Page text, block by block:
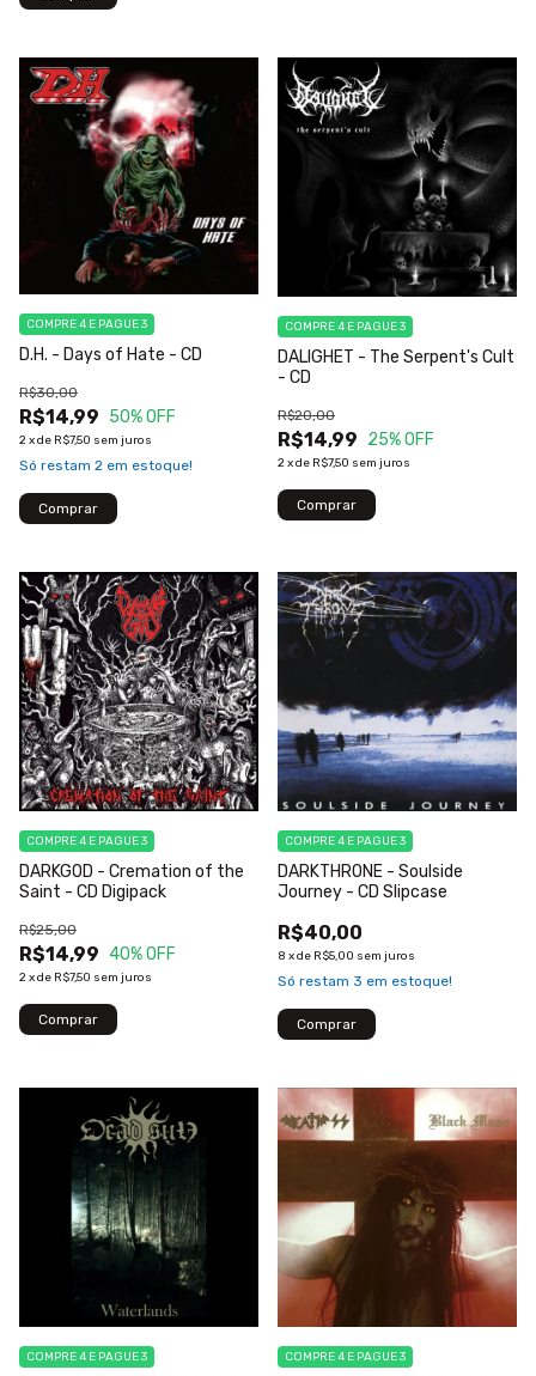
D.H. - Days of Hate - CD
R$14,99
R$30,00
50% OFF
2xde R$7,50 sem juros
COMPRE 4 E PAGUE 3
Só restam 2 em estoque!
DALIGHET - The Serpent's Cult
- CD
R$14,99
R$20,00
25% OFF
2xde R$7,50 sem juros
COMPRE 4 E PAGUE 3
DARKGOD - Cremation of the
Saint - CD Digipack
R$14,99
R$25,00
40% OFF
2xde R$7,50 sem juros
COMPRE 4 E PAGUE 3
DARKTHRONE - Soulside
Journey - CD Slipcase
R$40,00
8 xde R$5,00 sem juros
COMPRE 4 E PAGUE 3
Só restam 3 em estoque!
COMPRE 4 E PAGUE 3 COMPRE 4 E PAGUE 3